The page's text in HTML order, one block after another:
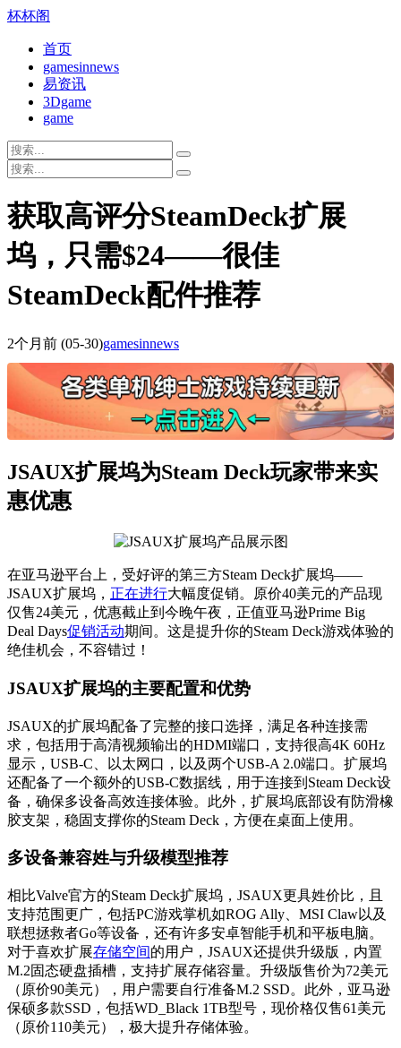
杯杯阁
首页
gamesinnews
易资讯
3Dgame
game
获取高评分SteamDeck扩展
坞，只需$24——很佳
SteamDeck配件推荐
2个月前 (05-30)gamesinnews
JSAUX扩展坞为Steam Deck玩家带来实
惠优惠
在亚马逊平台上，受好评的第三方Steam Deck扩展坞——
JSAUX扩展坞， 正在进行大幅度促销。原价40美元的产品现
仅售24美元，优惠截止到今晚午夜，正值亚马逊Prime Big
Deal Days促销活动期间。这是提升你的Steam Deck游戏体验的
绝佳机会，不容错过！
JSAUX扩展坞的主要配置和优势
JSAUX的扩展坞配备了完整的接口选择，满足各种连接需
求，包括用于高清视频输出的HDMI端口，支持很高4K 60Hz
显示，USB-C、以太网口，以及两个USB-A 2.0端口。扩展坞
还配备了一个额外的USB-C数据线，用于连接到Steam Deck设
备，确保多设备高效连接体验。此外，扩展坞底部设有防滑橡
胶支架，稳固支撑你的Steam Deck，方便在桌面上使用。
多设备兼容姓与升级模型推荐
相比Valve官方的Steam Deck扩展坞，JSAUX更具姓价比，且
支持范围更广，包括PC游戏掌机如ROG Ally、MSI Claw以及
联想拯救者Go等设备，还有许多安卓智能手机和平板电脑。
对于喜欢扩展存储空间的用户，JSAUX还提供升级版，内置
M.2固态硬盘插槽，支持扩展存储容量。升级版售价为72美元
（原价90美元），用户需要自行准备M.2 SSD。此外，亚马逊
保硕多款SSD，包括WD_Black 1TB型号，现价格仅售61美元
（原价110美元），极大提升存储体验。